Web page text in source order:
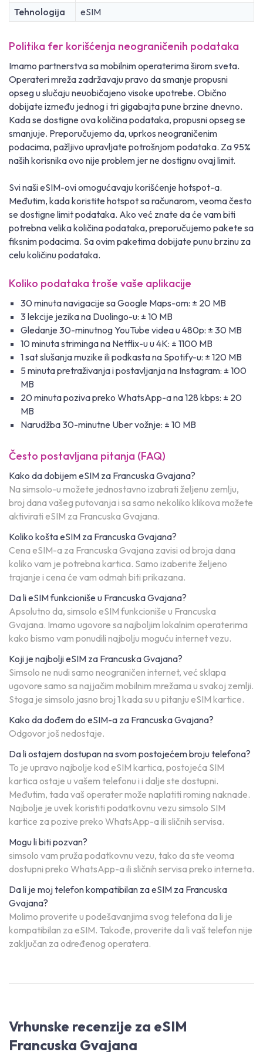
Tehnologija eSIM
Politika fer korišćenja neograničenih podataka
Imamo partnerstva sa mobilnim operaterima širom sveta.
Operateri mreža zadržavaju pravo da smanje propusni
opseg u slučaju neuobičajeno visoke upotrebe. Obično
dobijate između jednog i tri gigabajta pune brzine dnevno.
Kada se dostigne ova količina podataka, propusni opseg se
smanjuje. Preporučujemo da, uprkos neograničenim
podacima, pažljivo upravljate potrošnjom podataka. Za 95%
naših korisnika ovo nije problem jer ne dostignu ovaj limit.
Svi naši eSIM-ovi omogućavaju korišćenje hotspot-a.
Međutim, kada koristite hotspot sa računarom, veoma često
se dostigne limit podataka. Ako već znate da će vam biti
potrebna velika količina podataka, preporučujemo pakete sa
fiksnim podacima. Sa ovim paketima dobijate punu brzinu za
celu količinu podataka.
Koliko podataka troše vaše aplikacije
30 minuta navigacije sa Google Maps-om: ± 20 MB
3 lekcije jezika na Duolingo-u: ± 10 MB
Gledanje 30-minutnog YouTube videa u 480p: ± 30 MB
10 minuta striminga na Netflix-u u 4K: ± 1100 MB
1 sat slušanja muzike ili podkasta na Spotify-u: ± 120 MB
5 minuta pretraživanja i postavljanja na Instagram: ± 100
MB
20 minuta poziva preko WhatsApp-a na 128 kbps: ± 20
MB
Narudžba 30-minutne Uber vožnje: ± 10 MB
Često postavljana pitanja (FAQ)
Kako da dobijem eSIM za Francuska Gvajana?
Na simsolo-u možete jednostavno izabrati željenu zemlju,
broj dana vašeg putovanja i sa samo nekoliko klikova možete
aktivirati eSIM za Francuska Gvajana.
Koliko košta eSIM za Francuska Gvajana?
Cena eSIM-a za Francuska Gvajana zavisi od broja dana
koliko vam je potrebna kartica. Samo izaberite željeno
trajanje i cena će vam odmah biti prikazana.
Da li eSIM funkcioniše u Francuska Gvajana?
Apsolutno da, simsolo eSIM funkcioniše u Francuska
Gvajana. Imamo ugovore sa najboljim lokalnim operaterima
kako bismo vam ponudili najbolju moguću internet vezu.
Koji je najbolji eSIM za Francuska Gvajana?
Simsolo ne nudi samo neograničen internet, već sklapa
ugovore samo sa najjačim mobilnim mrežama u svakoj zemlji.
Stoga je simsolo jasno broj 1 kada su u pitanju eSIM kartice.
Kako da dođem do eSIM-a za Francuska Gvajana?
Odgovor još nedostaje.
Da li ostajem dostupan na svom postojećem broju telefona?
To je upravo najbolje kod eSIM kartica, postojeća SIM
kartica ostaje u vašem telefonu i i dalje ste dostupni.
Međutim, tada vaš operater može naplatiti roming naknade.
Najbolje je uvek koristiti podatkovnu vezu simsolo SIM
kartice za pozive preko WhatsApp-a ili sličnih servisa.
Mogu li biti pozvan?
simsolo vam pruža podatkovnu vezu, tako da ste veoma
dostupni preko WhatsApp-a ili sličnih servisa preko interneta.
Da li je moj telefon kompatibilan za eSIM za Francuska
Gvajana?
Molimo proverite u podešavanjima svog telefona da li je
kompatibilan za eSIM. Takođe, proverite da li vaš telefon nije
zaključan za određenog operatera.
Vrhunske recenzije za eSIM
Francuska Gvajana